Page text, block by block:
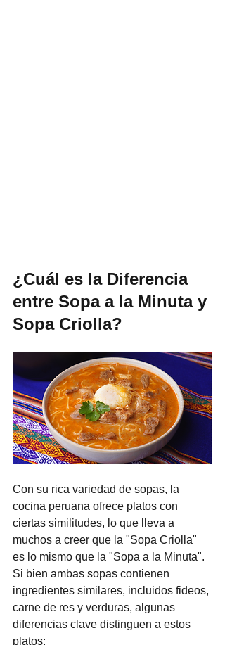
¿Cuál es la Diferencia
entre Sopa a la Minuta y
Sopa Criolla?
Con su rica variedad de sopas, la
cocina peruana ofrece platos con
ciertas similitudes, lo que lleva a
muchos a creer que la "Sopa Criolla"
es lo mismo que la "Sopa a la Minuta".
Si bien ambas sopas contienen
ingredientes similares, incluidos fideos,
carne de res y verduras, algunas
diferencias clave distinguen a estos
platos: